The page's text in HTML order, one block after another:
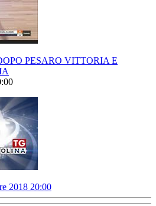
PESARO VITTORIA E
2018 20:00